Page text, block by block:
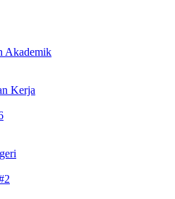
Akademik
Kerja